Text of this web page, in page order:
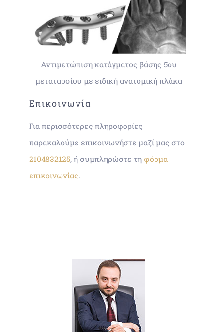
Αντιμετώπιση κατάγματος βάσης 5ου
μεταταρσίου με ειδική ανατομική πλάκα
Επικοινωνία
Για περισσότερες πληροφορίες
παρακαλούμε επικοινωνήστε μαζί μας στο
2104832125, ή συμπληρώστε τη φόρμα
επικοινωνίας.